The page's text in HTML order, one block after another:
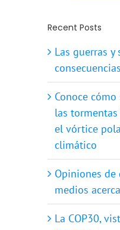
Recent Posts
Las guerras y
Conoce
las
el vórtice
climático
Opiniones de
medios
La COP30,